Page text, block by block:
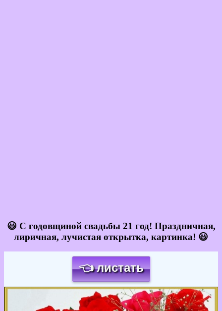
😃 С годовщиной свадьбы 21 год! Праздничная,
лиричная, лучистая открытка, картинка! 😃
👈 листать
Загрузка картинки...